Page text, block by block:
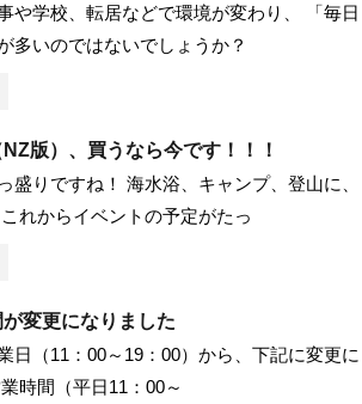
や学校、転居などで環境が変わり、 「毎日
多いのではないでしょうか？
版）、買うなら今です！！！
盛りですね！ 海水浴、キャンプ、登山に、
れからイベントの予定がたっ
変更になりました
日（11：00～19：00）から、下記に変更に
時間（平日11：00～